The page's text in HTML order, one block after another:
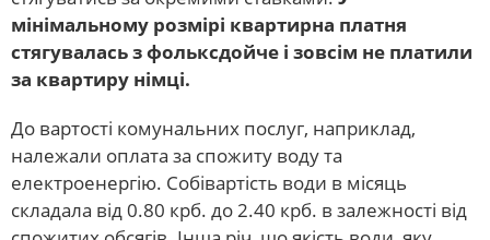
мінімальному розмірі квартирна платня
стягувалась з фольксдойче і зовсім не платили
за квартиру німці.
До вартості комунальних послуг, наприклад,
належали оплата за спожиту воду та
електроенергію. Собівартість води в місяць
складала від 0.80 крб. до 2.40 крб. в залежності від